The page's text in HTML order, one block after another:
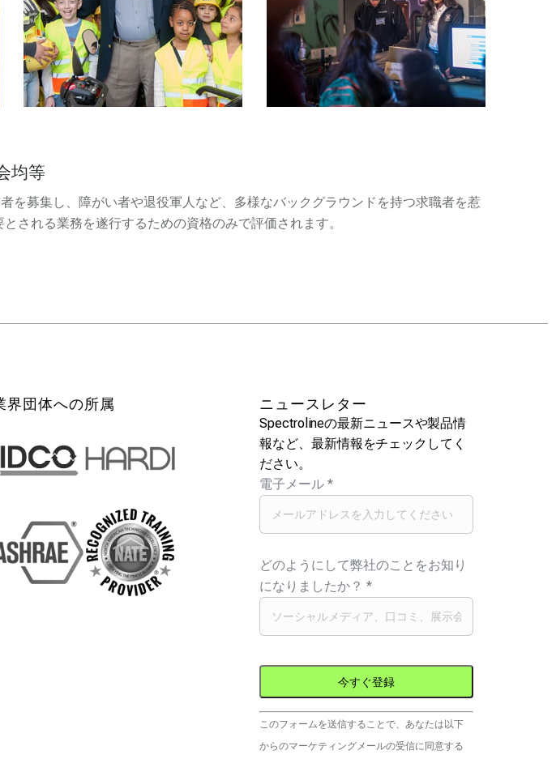
均等
を募集し、障がい者や退役軍人など、多様なバックグラウンドを持つ求職者を惹
される業務を遂行するための資格のみで評価されます。
界団体への所属 ニュースレター
Spectrolineの最新ニュースや製品情
報など、最新情報をチェックしてく
ださい。
電子メール*
どのようにして弊社のことをお知り
になりましたか？*
コ
ン
このフォームを送信することで、あなたは以下
からのマーケティングメールの受信に同意する